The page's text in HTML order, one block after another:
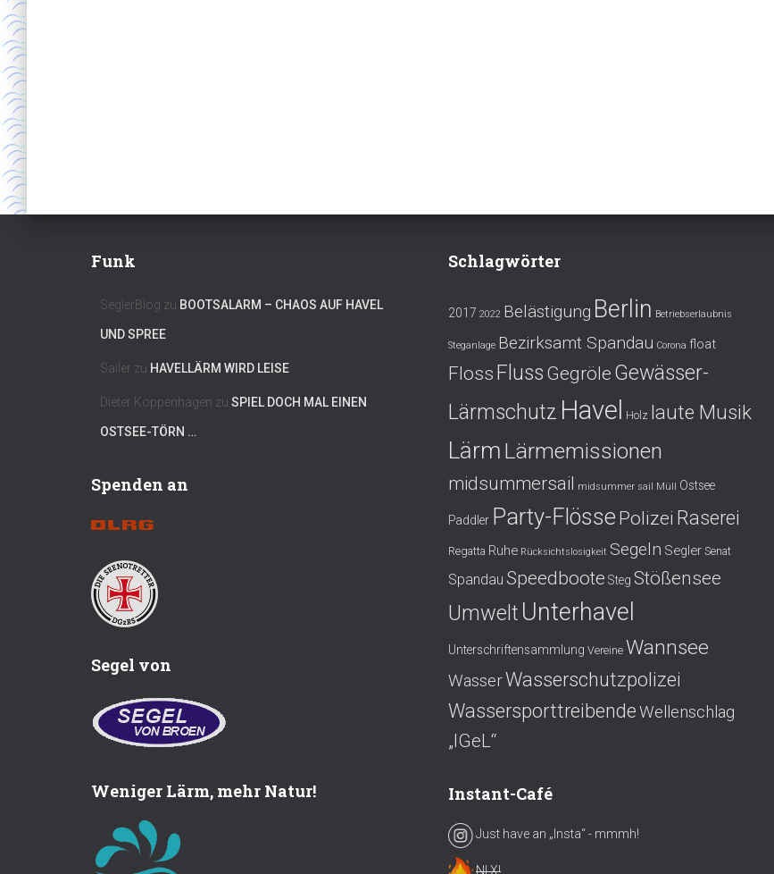
Funk
SeglerBlog zu BOOTSALARM – CHAOS AUF HAVEL
UND SPREE
Sailer zu HAVELLÄRM WIRD LEISE
Dieter Koppenhagen zu SPIEL DOCH MAL EINEN
OSTSEE-TÖRN …
Spenden an
Segel von
Weniger Lärm, mehr Natur!
Schlagwörter
2017 2022 Belästigung Berlin Betriebserlaubnis
Steganlage Bezirksamt Spandau Corona float
Floss Fluss Gegröle Gewässer-
Lärmschutz Havel Holz laute Musik
Lärm Lärmemissionen
midsummersail midsummer sail Müll Ostsee
Paddler Party-FlössePolizei Raserei
Regatta Ruhe Rücksichtslosigkeit Segeln Segler Senat
Spandau Speedboote Steg Stößensee
Umwelt Unterhavel
Unterschriftensammlung Vereine Wannsee
WasserWasserschutzpolizei
WassersporttreibendeWellenschlag
„IGeL“
Instant-Café
Just have an „Insta“ - mmmh!